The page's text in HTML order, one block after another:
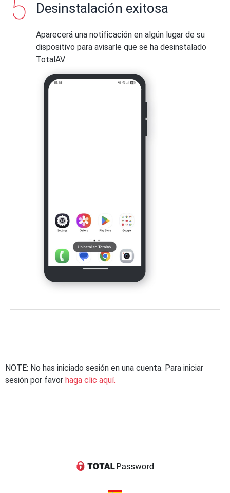
Desinstalación exitosa
Aparecerá una notificación en algún lugar de su
dispositivo para avisarle que se ha desinstalado
TotalAV.
NOTE: No has iniciado sesión en una cuenta. Para iniciar
sesión por favor haga clic aquí.